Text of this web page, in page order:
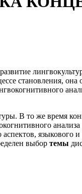
становления,
В то же время
языкового
выбор темы